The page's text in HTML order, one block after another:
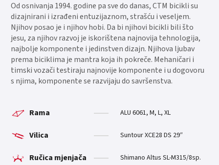
Od osnivanja 1994. godine pa sve do danas, CTM bicikli su
dizajnirani i izrađeni entuzijaznom, strašću i veseljem.
Njihov posao je i njihov hobi. Da bi njihovi bicikli bili što
jesu, za njihov razvoj je iskorištena najnovija tehnologija,
najbolje komponente i jedinstven dizajn. Njihova ljubav
prema biciklima je mantra koja ih pokreče. Mehaničari i
timski vozači testiraju najnovije komponente i u dogovoru
s njima, komponente se razvijaju do savršenstva.
Rama ALU 6061, M, L, XL
Vilica Suntour XCE28 DS 29″
Ručica mjenjača Shimano Altus SL-M315/8sp.